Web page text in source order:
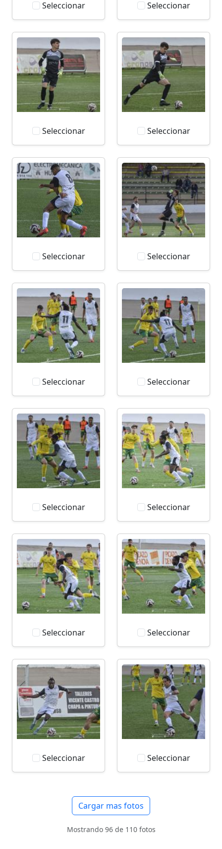
Seleccionar Seleccionar
Seleccionar Seleccionar
Seleccionar Seleccionar
Seleccionar Seleccionar
Seleccionar Seleccionar
Seleccionar Seleccionar
Seleccionar Seleccionar
Cargar mas fotos
Mostrando 96 de 110 fotos